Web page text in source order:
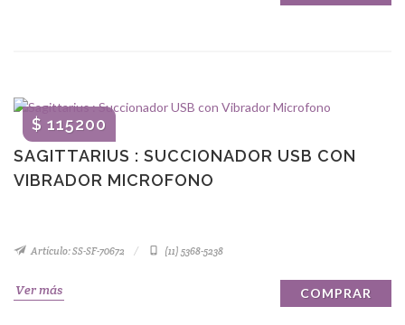
SAGITTARIUS : SUCCIONADOR USB CON
VIBRADOR MICROFONO
$ 115200
Artículo: SS-SF-70672 (11) 5368-5238
Ver más COMPRAR